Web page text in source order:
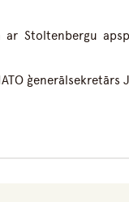
Stoltenbergu
ģenerālsekretārs